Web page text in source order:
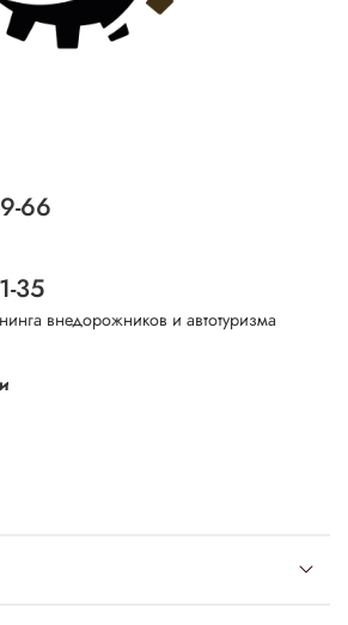
66
35
внедорожников и автотуризма